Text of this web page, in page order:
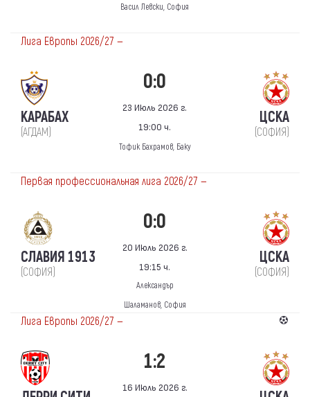
Васил Левски, София
Лига Европы 2026/27 —
КАРАБАХ
(АГДАМ)
0:0
23 Июль 2026 г.
19:00 ч.
Тофик Бахрамов, Баку
ЦСКА
(СОФИЯ)
Первая профессиональная лига 2026/27 —
СЛАВИЯ 1913
(СОФИЯ)
0:0
20 Июль 2026 г.
19:15 ч.
Александър
Шаламанов, София
ЦСКА
(СОФИЯ)
Лига Европы 2026/27 —
1:2
16 Июль 2026 г.